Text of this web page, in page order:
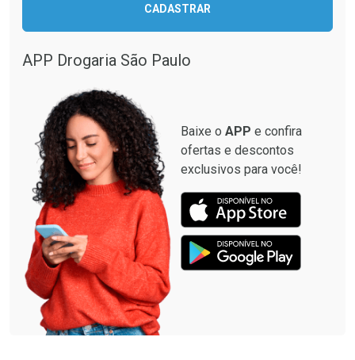
Comprar sem Desconto
Comprar sem Desconto
Comprar sem Desconto
Comprar sem Desconto
CADASTRAR
APP Drogaria São Paulo
Baixe o APP e confira
ofertas e descontos
exclusivos para você!